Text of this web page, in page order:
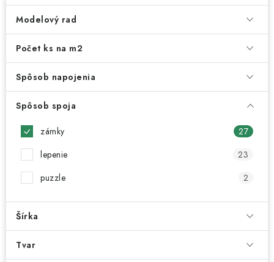
Modelový rad
Počet ks na m2
Spôsob napojenia
Spôsob spoja
zámky
27
lepenie
23
puzzle
2
Šírka
Tvar